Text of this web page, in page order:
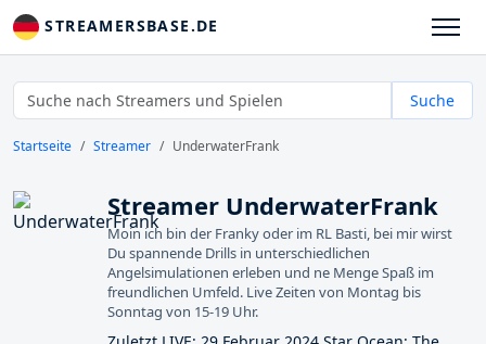
STREAMERSBASE.DE
Suche
Startseite Streamer UnderwaterFrank
Streamer UnderwaterFrank
Moin ich bin der Franky oder im RL Basti, bei mir wirst
Du spannende Drills in unterschiedlichen
Angelsimulationen erleben und ne Menge Spaß im
freundlichen Umfeld. Live Zeiten von Montag bis
Sonntag von 15-19 Uhr.